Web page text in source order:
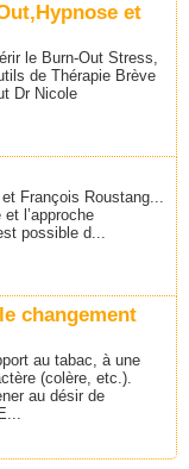
et
le Burn-Out Stress,
de Thérapie Brève
Dr Nicole
François Roustang...
l’approche
possible d...
changement
au tabac, à une
(colère, etc.).
au désir de